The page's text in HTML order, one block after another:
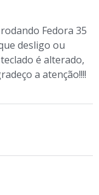
Fedora 35
desligo ou
é alterado,
a atenção!!!!